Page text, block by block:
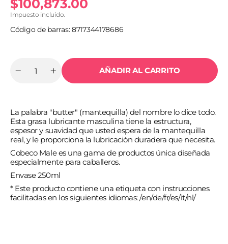
Precio
habitual
$100,873.00
Impuesto incluido.
Código de barras: 8717344178686
Reducir
MALE
MANTECA
LUBRICANTE
BLANCO
250
ML
Cantidad
Aumentar
cantidad
MALE
MANTECA
LUBRICANTE
BLANCO
250
ML
AÑADIR AL CARRITO
La palabra "butter" (mantequilla) del nombre lo dice todo.
Esta grasa lubricante masculina tiene la estructura,
espesor y suavidad que usted espera de la mantequilla
real, y le proporciona la lubricación duradera que necesita.
Cobeco Male es una gama de productos única diseñada
especialmente para caballeros.
Envase 250ml
* Este producto contiene una etiqueta con instrucciones
facilitadas en los siguientes idiomas: /en/de/fr/es/it/nl/